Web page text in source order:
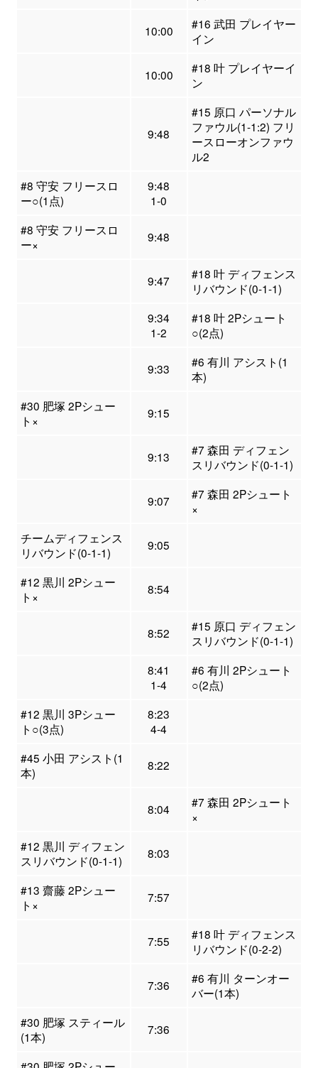
10:00
#16 武田 プレイヤー
イン
10:00
#18 叶 プレイヤーイ
ン
9:48
#15 原口 パーソナル
ファウル(1-1:2) フリ
ースローオンファウ
ル2
#8 守安 フリースロ
ー○(1点)
9:48
1-0
#8 守安 フリースロ
ー×
9:48
9:47
#18 叶 ディフェンス
リバウンド(0-1-1)
9:34
1-2
#18 叶 2Pシュート
○(2点)
9:33
#6 有川 アシスト(1
本)
#30 肥塚 2Pシュー
ト×
9:15
9:13
#7 森田 ディフェン
スリバウンド(0-1-1)
9:07
#7 森田 2Pシュート
×
チームディフェンス
リバウンド(0-1-1)
9:05
#12 黒川 2Pシュー
ト×
8:54
8:52
#15 原口 ディフェン
スリバウンド(0-1-1)
8:41
1-4
#6 有川 2Pシュート
○(2点)
#12 黒川 3Pシュー
ト○(3点)
8:23
4-4
#45 小田 アシスト(1
本)
8:22
8:04
#7 森田 2Pシュート
×
#12 黒川 ディフェン
スリバウンド(0-1-1)
8:03
#13 齋藤 2Pシュー
ト×
7:57
7:55
#18 叶 ディフェンス
リバウンド(0-2-2)
7:36
#6 有川 ターンオー
バー(1本)
#30 肥塚 スティール
(1本)
7:36